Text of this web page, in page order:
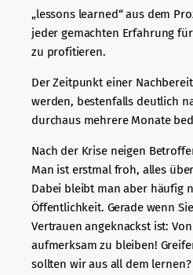
„lessons learned“ aus dem
jeder gemachten Erfahrung
zu profitieren.
Der Zeitpunkt einer
werden, bestenfalls deutlich
durchaus mehrere Monate
Nach der Krise neigen
Man ist erstmal froh, alles
Dabei bleibt man aber häufig
Öffentlichkeit. Gerade wenn
Vertrauen angeknackst ist:
aufmerksam zu bleiben!
sollten wir aus all dem